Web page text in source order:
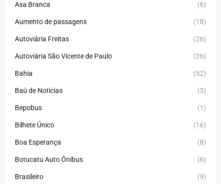
Asa Branca (6)
Aumento de passagens (18)
Autoviária Freitas (26)
Autoviária São Vicente de Paulo (26)
Bahia (52)
Baú de Notícias (3)
Bepobus (1)
Bilhete Único (16)
Boa Esperança (8)
Botucatu Auto Ônibus (6)
Brasileiro (9)